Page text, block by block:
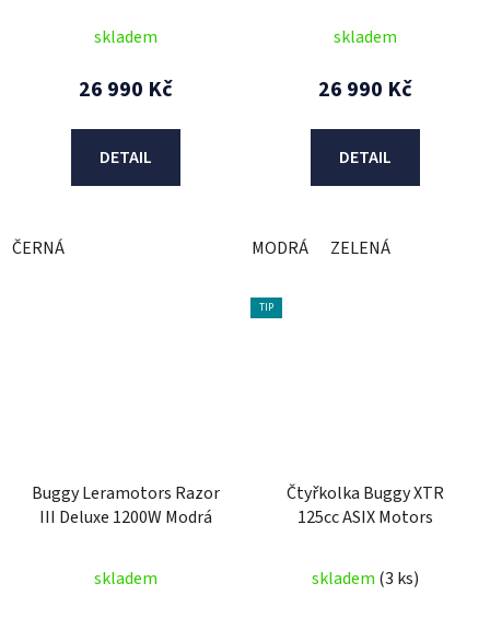
skladem
26 990 Kč
DETAIL
ČERNÁ
skladem
26 990 Kč
DETAIL
MODRÁ ZELENÁ
Buggy Leramotors Razor
III Deluxe 1200W Modrá
skladem
TIP
Čtyřkolka Buggy XTR
125cc ASIX Motors
skladem (3 ks)